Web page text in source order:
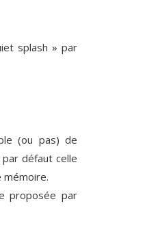
splash » par
(ou pas) de
défaut celle
mémoire.
proposée par